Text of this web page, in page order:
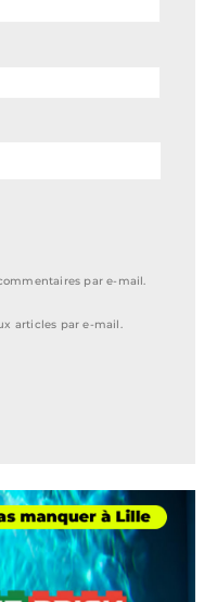
par e-mail.
articles par e-mail.